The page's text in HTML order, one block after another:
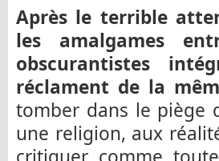
Après le terrible
les amalgames
obscurantistes
réclament de la
tomber dans le piège
une religion, aux